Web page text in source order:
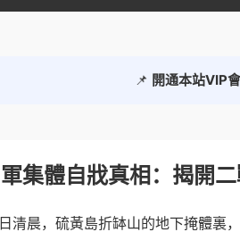
📌 開通本站VIP
集體自戕真相：揭開二
清晨，硫黃島折缽山的地下掩體裏